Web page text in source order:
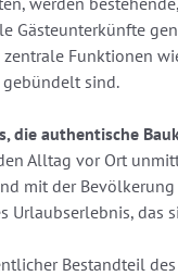
Gästeunterkünfte
Funktionen
sind.
die authentische
Alltag vor Ort
mit der
Urlaubserlebnis, das
Bestandteil